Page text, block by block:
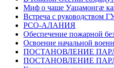
Миф о чаше Уацамонгæ
Встреча с
РСО-АЛАНИЯ
Обеспечение пожарной
Освоение начальной
ПОСТАНОВЛЕНИЕ
ПОСТАНОВЛЕНИЕ